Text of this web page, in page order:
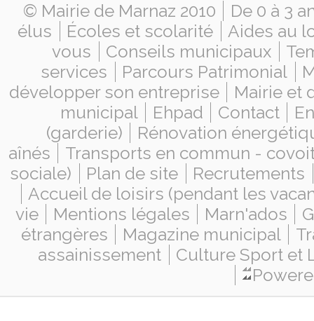
© Mairie de Marnaz 2010
De 0 à 3
élus
Écoles et scolarité
Aides au
vous
Conseils municipaux
services
Parcours Patrimonial
développer son entreprise
Mairie et
municipal
Ehpad Contact
(garderie)
Rénovation
aînés
Transports en commun -
sociale)
Plan de site
Recrutements
Accueil de loisirs (pendant les
vie
Mentions légales Marn'ados
étrangères
Magazine municipal
assainissement
Culture Sport et